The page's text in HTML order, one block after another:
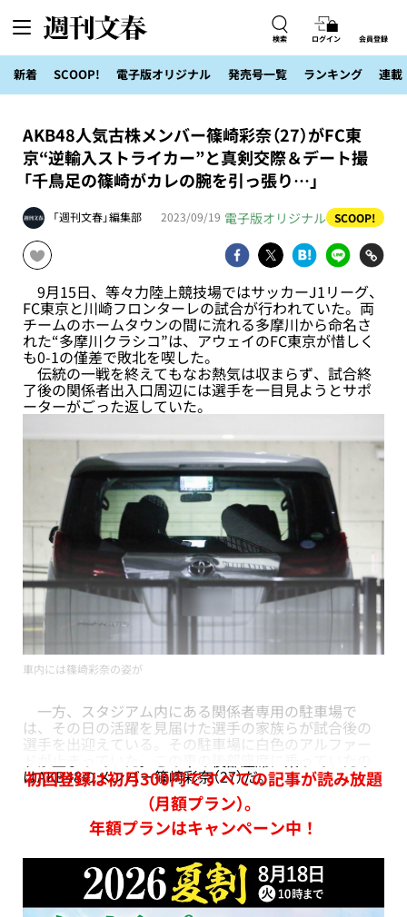
検索 ログイン 会員登録
新着 SCOOP! 電子版オリジナル 発売号一覧 ランキング 連載
AKB48人気古株メンバー篠崎彩奈（27）がFC東
京“逆輸入ストライカー”と真剣交際＆デート撮
「千鳥足の篠崎がカレの腕を引っ張り…」
「週刊文春」編集部 2023/09/19 電子版オリジナル SCOOP!
9月15日、等々力陸上競技場ではサッカーJ1リーグ、
FC東京と川崎フロンターレの試合が行われていた。両
チームのホームタウンの間に流れる多摩川から命名さ
れた“多摩川クラシコ”は、アウェイのFC東京が惜しく
も0-1の僅差で敗北を喫した。
伝統の一戦を終えてもなお熱気は収まらず、試合終
了後の関係者出入口周辺には選手を一目見ようとサポ
ーターがごった返していた。
車内には篠崎彩奈の姿が
一方、スタジアム内にある関係者専用の駐車場で
は、その日の活躍を見届けた選手の家族らが試合後の
選手を出迎えている。その駐車場に白色のアルファー
はAKB48のメンバー篠崎彩奈（27）だ。
初回登録は初月300円ですべての記事が読み放題
（月額プラン）。
年額プランはキャンペーン中！